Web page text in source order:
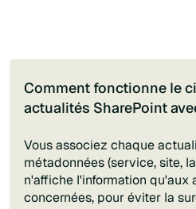
Comment fonctionne le
actualités SharePoint
Vous associez chaque
métadonnées (service, site,
n'affiche l'information qu'aux
concernées, pour éviter la